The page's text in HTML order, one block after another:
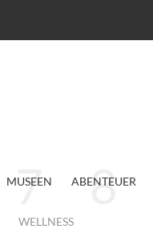
MUSEEN ABENTEUER
WELLNESS